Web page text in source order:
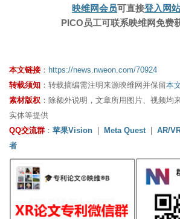
映维网会员可直接登入网站
PICO员工可联系映维网免费
本文链接 ： https://news.nweon.com/70924
转载须知 ：转载摘编需注明来源映维网并保留本
素材版权 ：除额外说明，文章所用图片、视频均
实体等提供
QQ交流群 ： 苹果Vision Meta Quest| AR/
者